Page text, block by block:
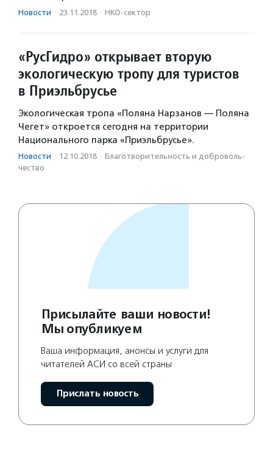
Новости · 23.11.2018 · НКО-сектор
«РусГидро» открывает вторую
экологическую тропу для туристов
в Приэльбрусье
Экологическая тропа «Поляна Нарзанов — Поляна
Чегет» откроется сегодня на территории
Национального парка «Приэльбрусье».
Новости · 12.10.2018 · Благотвори­тель­ность и доброволь­
чест­во
Присылайте ваши новости!
Мы опубликуем
Ваша информация, анонсы и услуги для
читателей АСИ со всей страны
Прислать новость